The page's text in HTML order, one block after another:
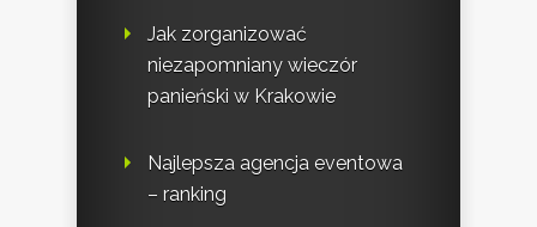
Jak zorganizować
niezapomniany wieczór
panieński w Krakowie
Najlepsza agencja eventowa
– ranking